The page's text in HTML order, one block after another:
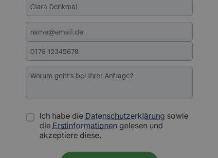
Ich habe die Datenschutzerklärung sowie
die Erstinformationen gelesen und
akzeptiere diese.